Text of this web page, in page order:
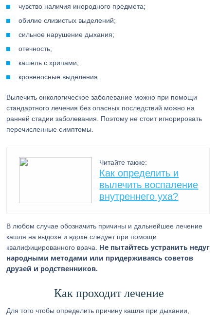
чувство наличия инородного предмета;
обилие слизистых выделений;
сильное нарушение дыхания;
отечность;
кашель с хрипами;
кровеносные выделения.
Вылечить онкологическое заболевание можно при помощи
стандартного лечения без опасных последствий можно на
ранней стадии заболевания. Поэтому не стоит игнорировать
перечисленные симптомы.
Читайте также:
Как определить и
вылечить воспаление
внутреннего уха?
В любом случае обозначить причины и дальнейшее лечение
кашля на выдохе и вдохе следует при помощи
квалифицированного врача. Не пытайтесь устранить недуг
народными методами или придерживаясь советов
друзей и родственников.
Как проходит лечение
Для того чтобы определить причину кашля при дыхании,